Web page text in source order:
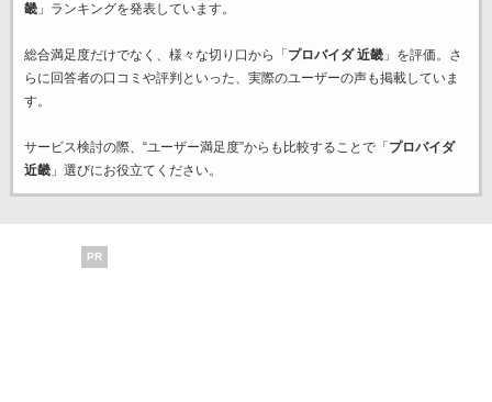
畿」ランキングを発表しています。
総合満足度だけでなく、様々な切り口から「 プロバイダ 近畿」を評価。さ
らに回答者の口コミや評判といった、実際のユーザーの声も掲載していま
す。
サービス検討の際、“ユーザー満足度”からも比較することで「 プロバイダ
近畿」選びにお役立てください。
PR